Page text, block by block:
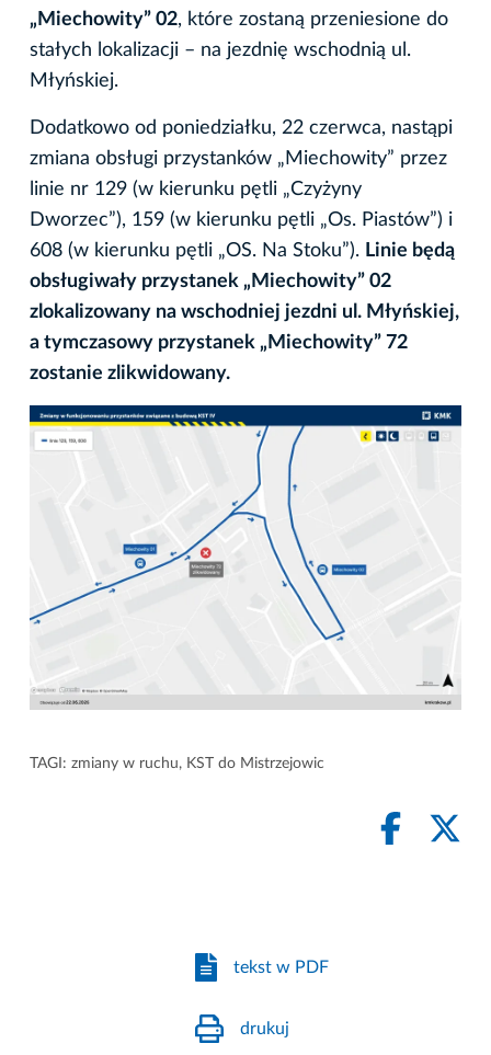
„Miechowity” 02, które zostaną przeniesione do
stałych lokalizacji – na jezdnię wschodnią ul.
Młyńskiej.
Dodatkowo od poniedziałku, 22 czerwca, nastąpi
zmiana obsługi przystanków „Miechowity” przez
linie nr 129 (w kierunku pętli „Czyżyny
Dworzec”), 159 (w kierunku pętli „Os. Piastów”) i
608 (w kierunku pętli „OS. Na Stoku”). Linie będą
obsługiwały przystanek „Miechowity” 02
zlokalizowany na wschodniej jezdni ul. Młyńskiej,
a tymczasowy przystanek „Miechowity” 72
zostanie zlikwidowany.
TAGI: zmiany w ruchu, KST do Mistrzejowic
tekst w PDF
drukuj